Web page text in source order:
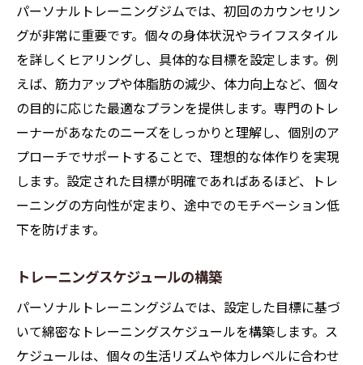
パーソナルトレーニングジムでは、初回のカウンセリン
グが非常に重要です。個々の身体状況やライフスタイル
を詳しくヒアリングし、具体的な目標を設定します。例
えば、筋力アップや体脂肪の減少、体力向上など、個々
の目的に応じた最適なプランを提供します。専門のトレ
ーナーがあなたのニーズをしっかりと理解し、個別のア
プローチでサポートすることで、理想的な体作りを実現
します。設定された目標が明確であればあるほど、トレ
ーニングの方向性が定まり、途中でのモチベーション低
下を防げます。
トレーニングスケジュールの構築
パーソナルトレーニングジムでは、設定した目標に基づ
いて綿密なトレーニングスケジュールを構築します。ス
ケジュールは、個々の生活リズムや体力レベルに合わせ